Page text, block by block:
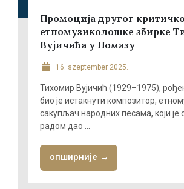
Промоција другог
етномузиколошке збирке
Вујичића у Помазу
16. szeptember 2025.
Тихомир Вујичић (1929–1975),
био је истакнути композитор,
сакупљач народних песама, који је
радом дао ...
опширније →